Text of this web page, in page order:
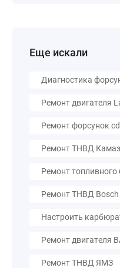
Еще искали
Диагностика
Ремонт двигателя
Ремонт форсунок
Ремонт ТНВД Камаз
Ремонт топливного
Ремонт ТНВД
Настроить
Ремонт двигателя
Ремонт ТНВД ЯМЗ